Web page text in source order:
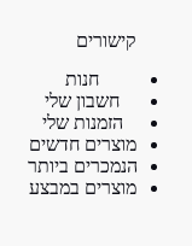
קישורים
חנות
חשבון שלי
הזמנות שלי
מוצרים חדשים
הנמכרים ביותר
מוצרים במבצע